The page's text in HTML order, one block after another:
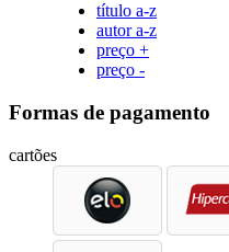
título a-z
autor a-z
preço +
preço -
Formas de pagamento
cartões